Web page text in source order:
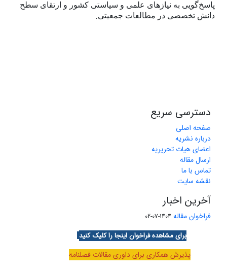
پاسخ‌گویی به نیازهای علمی و سیاستی کشور و ارتقای سطح
دانش تخصصی در مطالعات جمعیتی.
دسترسی سریع
صفحه اصلی
درباره نشریه
اعضای هیات تحریریه
ارسال مقاله
تماس با ما
نقشه سایت
آخرین اخبار
فراخوان مقاله 1404-07-02
برای مشاهده فراخوان اینجا را کلیک کنید
پذیرش همکاری برای داوری مقالات فصلنامه